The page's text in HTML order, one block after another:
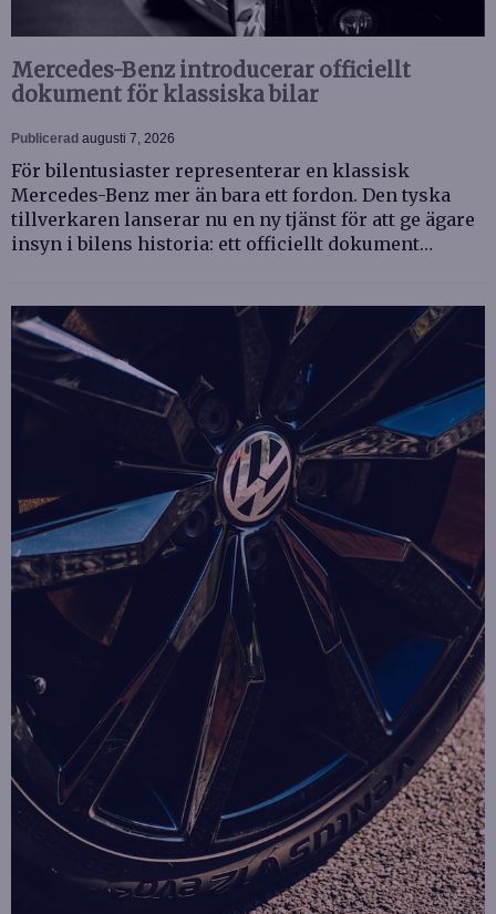
Mercedes-Benz introducerar officiellt
dokument för klassiska bilar
Publicerad augusti 7, 2026
För bilentusiaster representerar en klassisk
Mercedes-Benz mer än bara ett fordon. Den tyska
tillverkaren lanserar nu en ny tjänst för att ge ägare
insyn i bilens historia: ett officiellt dokument…